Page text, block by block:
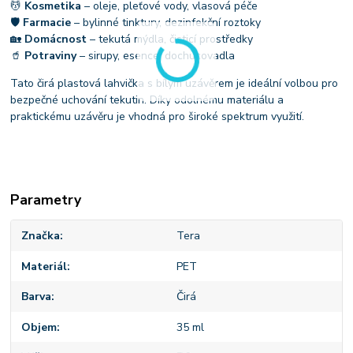
💆 Kosmetika – oleje, pleťové vody, vlasová péče
🛡 Farmacie – bylinné tinktury, dezinfekční roztoky
🏡 Domácnost – tekutá mýdla, čisticí prostředky
🥤 Potraviny– sirupy, esence, dochucovadla
Tato čirá plastová lahvička s bílým uzávěrem je ideální volbou pro
bezpečné uchování tekutin. Díky odolnému materiálu a
praktickému uzávěru je vhodná pro široké spektrum využití.
Parametry
Značka Tera
Materiál PET
Barva Čirá
Objem 35 ml